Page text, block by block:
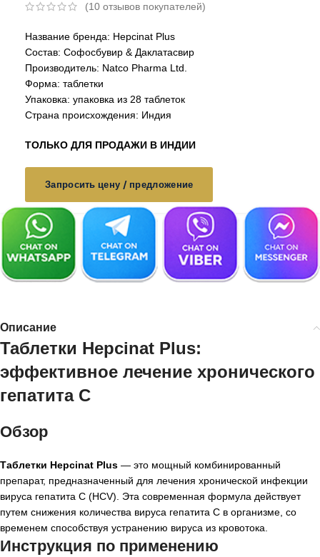
(10 отзывов покупателей)
Название бренда: Hepcinat Plus
Состав: Софосбувир & Даклатасвир
Производитель: Natco Pharma Ltd.
Форма: таблетки
Упаковка: упаковка из 28 таблеток
Страна происхождения: Индия
ТОЛЬКО ДЛЯ ПРОДАЖИ В ИНДИИ
Запросить цену / предложение
Описание
Таблетки Hepcinat Plus:
эффективное лечение хронического
гепатита C
Обзор
Таблетки Hepcinat Plus — это мощный комбинированный
препарат, предназначенный для лечения хронической инфекции
вируса гепатита C (HCV). Эта современная формула действует
путем снижения количества вируса гепатита C в организме, со
временем способствуя устранению вируса из кровотока.
Инструкция по применению